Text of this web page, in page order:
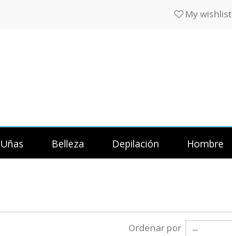
My wishlist
Uñas Belleza Depilación Hombre
Ordenar por --